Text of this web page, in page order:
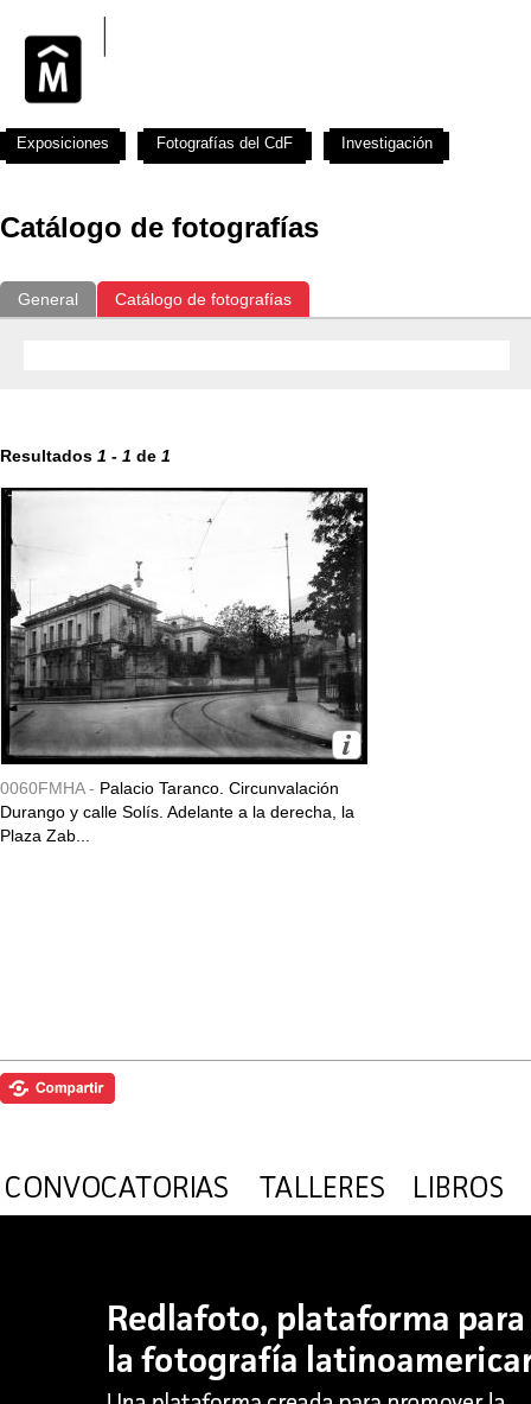
Catálogo de fotografías
General Catálogo de fotografías
Resultados 1 - 1 de 1
0060FMHA - Palacio Taranco. Circunvalación
Durango y calle Solís. Adelante a la derecha, la
Plaza Zab...
Exposiciones Fotografías del CdF Investigación